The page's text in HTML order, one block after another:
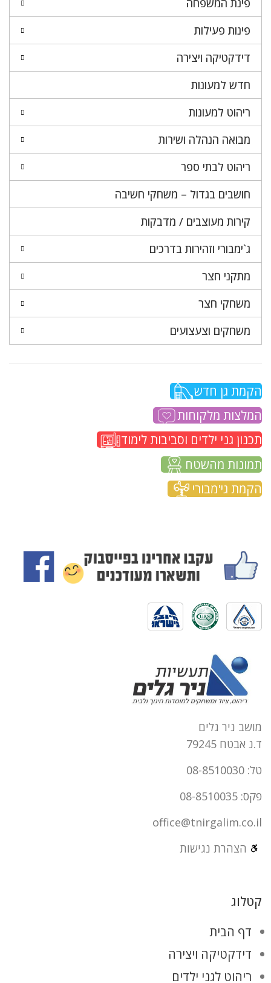
פינת המשפחה
פינות פעילות
דידקטיקה ויצירה
חדש למעונות
ריהוט למעונות
מבואה הנהלה ושירות
ריהוט לבתי ספר
חושבים בגדול – משחקי חשיבה
קירות מעוצבים / מדבקות
ג`ימבורי וזהירות בדרכים
מתקני חצר
משחקי חצר
משחקים וצעצועים
הקמת גן חדש
המלצות מלקוחות
תכנון גני ילדים וסביבות לימוד
תמונות מהשטח
הקמת גי'מבורי
מושב ניר גלים
ד.נ אבטח 79245
טל: 08-8510030
פקס: 08-8510035
office@tnirgalim.co.il
הצהרת נגישות
קטלוג
דף הבית
דידקטיקה ויצירה
ריהוט לגני ילדים